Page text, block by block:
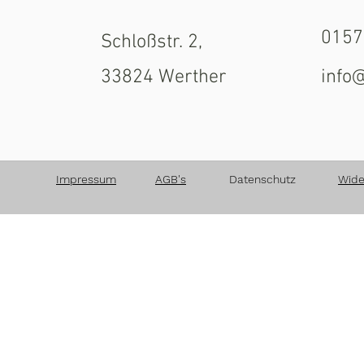
Schloßstr. 2,
33824 Werther
AGB's
Impressum Datenschutz